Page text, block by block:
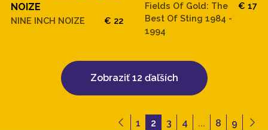
NOIZE
NINE INCH NOIZE € 22
Fields Of Gold: The
Best Of Sting 1984 -
1994
€ 17
Zobraziť 12 ďaľších
1 2 3 4 ... 8 9